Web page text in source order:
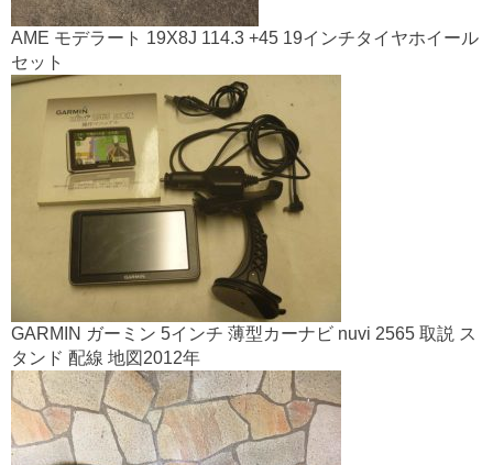
AME モデラート 19X8J 114.3 +45 19インチタイヤホイール
セット
GARMIN ガーミン 5インチ 薄型カーナビ nuvi 2565 取説 ス
タンド 配線 地図2012年